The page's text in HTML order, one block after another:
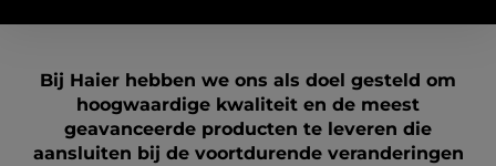
Bij Haier hebben we ons als doel gesteld om
hoogwaardige kwaliteit en de meest
geavanceerde producten te leveren die
aansluiten bij de voortdurende veranderingen